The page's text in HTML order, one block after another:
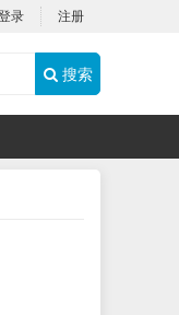
录 注册
搜索